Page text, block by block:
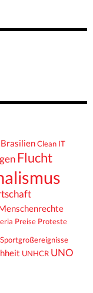
BrasilienClean IT
Flucht
Preise Proteste
Sportgroßereignisse
UNHCR UNO